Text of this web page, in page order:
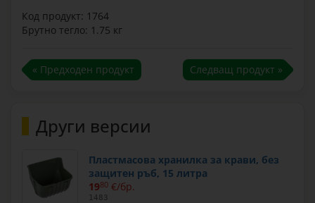
Код продукт: 1764
Брутно тегло: 1.75 кг
« Предходен продукт Следващ продукт »
Други версии
Пластмасова хранилка за крави, без
защитен ръб, 15 литра
1980 €/бр.
1483